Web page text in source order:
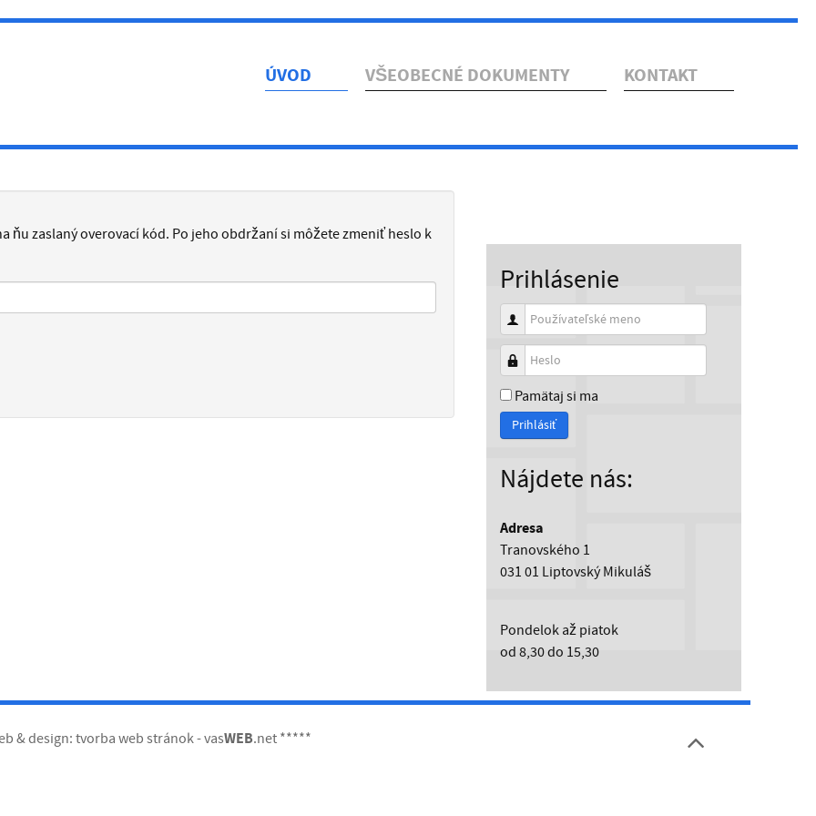
ÚVOD VŠEOBECNÉ DOKUMENTY KONTAKT
ňu zaslaný overovací kód. Po jeho obdržaní si môžete zmeniť heslo k
Prihlásenie
Používateľské meno
Heslo
Pamätaj si ma
Prihlásiť
Nájdete nás:
Adresa
Tranovského 1
031 01 Liptovský Mikuláš
Pondelok až piatok
od 8,30 do 15,30
& design: tvorba web stránok-vasWEB.net *****